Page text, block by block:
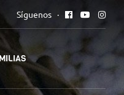
Síguenos